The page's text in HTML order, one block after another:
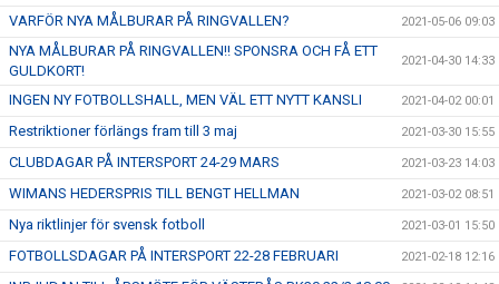
VARFÖR NYA MÅLBURAR PÅ RINGVALLEN? 2021-05-06 09:03
NYA MÅLBURAR PÅ RINGVALLEN!! SPONSRA OCH FÅ ETT
GULDKORT!
2021-04-30 14:33
INGEN NY FOTBOLLSHALL, MEN VÄL ETT NYTT KANSLI 2021-04-02 00:01
Restriktioner förlängs fram till 3 maj 2021-03-30 15:55
CLUBDAGAR PÅ INTERSPORT 24-29 MARS 2021-03-23 14:03
WIMANS HEDERSPRIS TILL BENGT HELLMAN 2021-03-02 08:51
Nya riktlinjer för svensk fotboll 2021-03-01 15:50
FOTBOLLSDAGAR PÅ INTERSPORT 22-28 FEBRUARI 2021-02-18 12:16